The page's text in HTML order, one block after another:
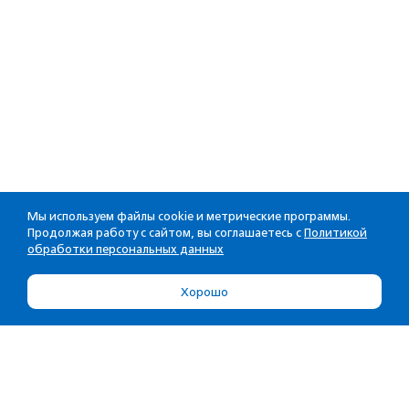
Мы используем файлы cookie и метрические программы.
Продолжая работу с сайтом, вы соглашаетесь с Политикой
обработки персональных данных
Хорошо